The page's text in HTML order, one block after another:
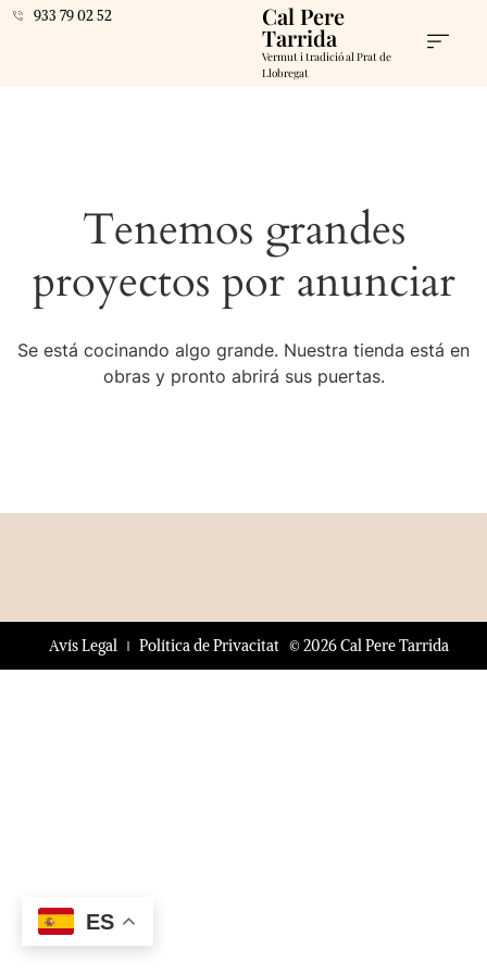
933 79 02 52 Cal Pere
Tarrida
Vermut i tradició al Prat de
Llobregat
Tenemos grandes
proyectos por anunciar
Se está cocinando algo grande. Nuestra tienda está en
obras y pronto abrirá sus puertas.
© 2026 Cal Pere Tarrida
Avís Legal Política de Privacitat
ES